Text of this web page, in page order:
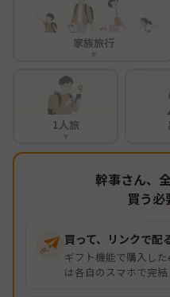
家族旅行
1人旅
幹事さん、
買う必
買って、リンクで配
ギフト機能で購入し
は各自のスマホで完結